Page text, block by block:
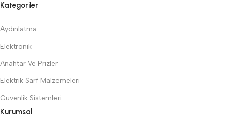
Kategoriler
Aydınlatma
Elektronik
Anahtar Ve Prizler
Elektrik Sarf Malzemeleri
Güvenlik Sistemleri
Kurumsal